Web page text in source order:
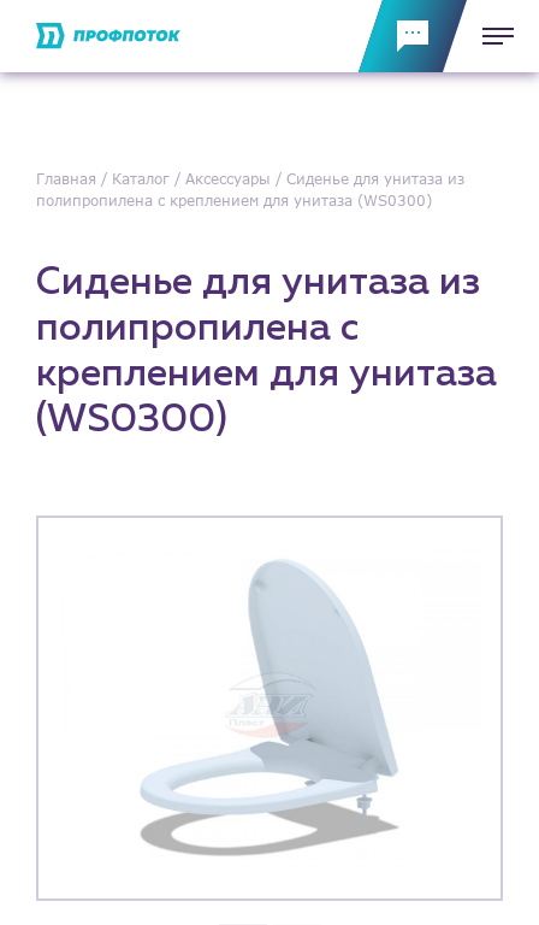
Главная Каталог Аксессуары
Сиденье для унитаза из
полипропилена с креплением для унитаза (WS0300)
Сиденье для унитаза из
полипропилена с
креплением для унитаза
(WS0300)